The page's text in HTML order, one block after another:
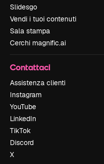
Slidesgo
Vendi i tuoi contenuti
Sala stampa
Cerchi magnific.ai
Contattaci
Assistenza clienti
Instagram
YouTube
LinkedIn
TikTok
Discord
X